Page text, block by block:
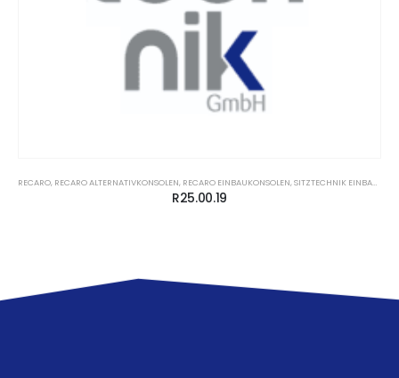
RECARO, RECARO ALTERNATIVKONSOLEN, RECARO EINBAUKONSOLEN,SITZTECHNIK EINBAUKONSOLEN
R25.00.19